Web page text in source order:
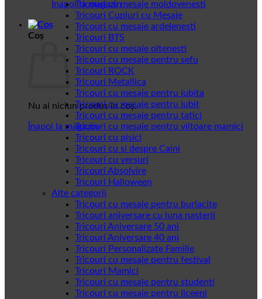
Înapoi la magazin
Coș
Nu ai niciun produs în coș.
Înapoi la magazin
Tricouri cu mesaje moldovenesti
Tricouri Cupluri cu Mesaje
Tricouri cu mesaje ardelenesti
Tricouri BTS
Tricouri cu mesaje oltenesti
Tricouri cu mesaje pentru sefu
Tricouri ROCK
Tricouri Metallica
Tricouri cu mesaje pentru iubita
Tricouri cu mesaje pentru iubit
Tricouri cu mesaje pentru tatici
Tricouri cu mesaje pentru viitoare mamici
Tricouri cu pisici
Tricouri cu si despre Caini
Tricouri cu versuri
Tricouri Absolvire
Tricouri Halloween
Alte categorii
Tricouri cu mesaje pentru burlacite
Tricouri aniversare cu luna nasterii
Tricouri Aniversare 50 ani
Tricouri Aniversare 40 ani
Tricouri Personalizate Familie
Tricouri cu mesaje pentru festival
Tricouri Mamici
Tricouri cu mesaje pentru studenti
Tricouri cu mesaje pentru liceeni